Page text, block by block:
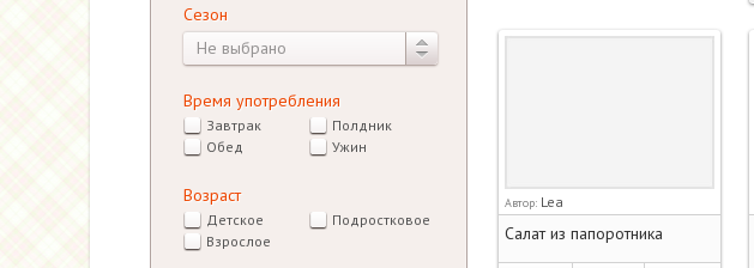
Автор: Lea
Салат из папоротника
Сезон
Не выбрано
Время употребления
Завтрак
Полдник
Обед
Ужин
Возраст
Детское
Подростковое
Взрослое